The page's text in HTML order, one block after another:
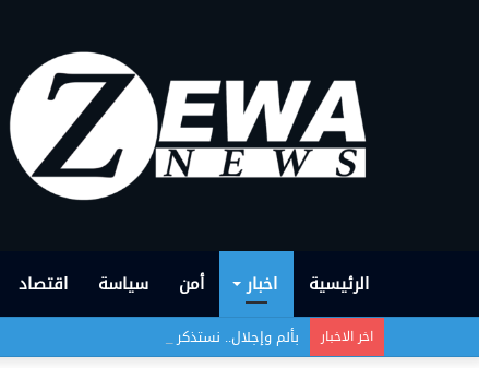
الرئيسية اخبار أمن سياسة اقتصاد
اخر الاخبار بألم وإجلال.. نستذكر واحدةً من أبشع الجرائم